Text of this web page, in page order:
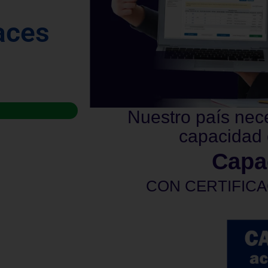
Nuestro país
capacidad
CON